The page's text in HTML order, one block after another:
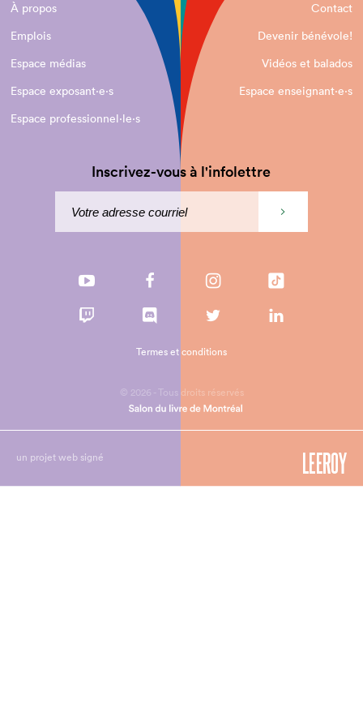
À propos
Contact
Emplois
Devenir bénévole!
Espace médias
Vidéos et balados
Espace exposant·e⋅s
Espace enseignant·e⋅s
Espace professionnel·le⋅s
Inscrivez-vous à l'infolettre
© 2026 - Tous droits réservés
Termes et conditions
un projet web signé